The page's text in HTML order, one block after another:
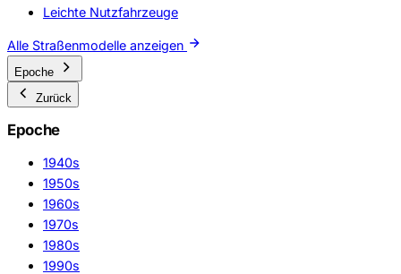
Leichte Nutzfahrzeuge
Alle Straßenmodelle anzeigen
Epoche
Zurück
Epoche
1940s
1950s
1960s
1970s
1980s
1990s